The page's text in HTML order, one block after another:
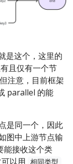
是这个，这里的
且仅有一个节
注意，目前框架
parallel 的能
是同一个，因此
图中上游节点输
能接收这个类
以用
相同类型